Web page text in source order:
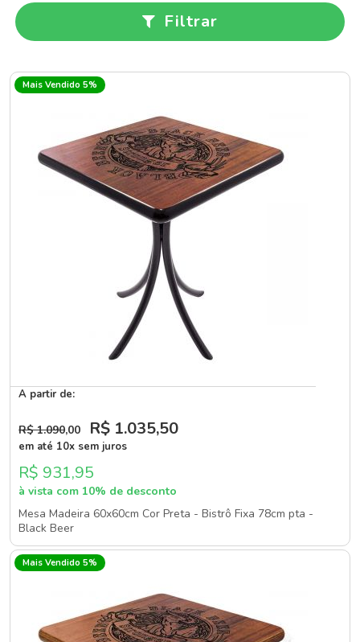
Filtrar
Mais Vendido 5%
A partir de:
R$ 1.090,00 R$ 1.035,50
em até 10x sem juros
R$ 931,95
à vista com 10% de desconto
Mesa Madeira 60x60cm Cor Preta - Bistrô Fixa 78cm pta -
Black Beer
Mais Vendido 5%